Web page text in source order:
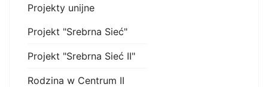
Projekty unijne
Projekt "Srebrna Sieć"
Projekt "Srebrna Sieć II"
Rodzina w Centrum II